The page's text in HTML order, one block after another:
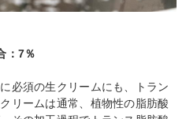
：7％
必須の生クリームにも、トラン
リームは通常、植物性の脂肪酸